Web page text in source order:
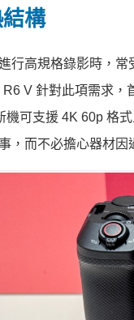
構
行高規格錄影時，
V 針對此項需求，
機可支援 4K 60p 格
，而不必擔心器材因